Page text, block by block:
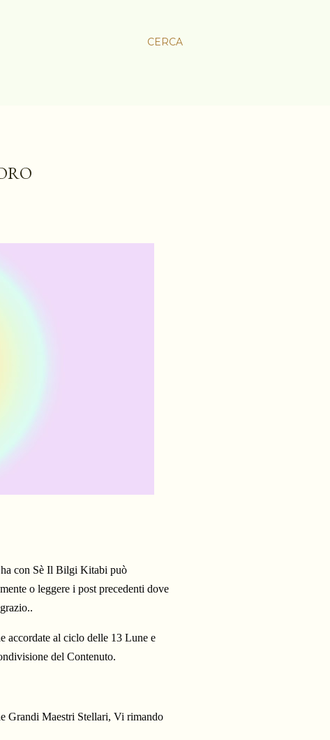
CERCA
con Sè Il Bilgi Kitabi può
o leggere i post precedenti dove
accordate al ciclo delle 13 Lune e
del Contenuto.
Grandi Maestri Stellari, Vi rimando